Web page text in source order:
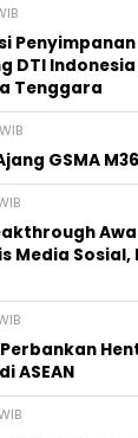
DTI
Tenggara
GSMA
Media
ASEAN